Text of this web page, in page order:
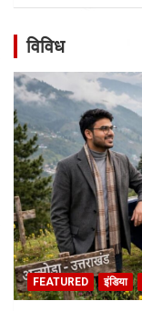
विविध
FEATURED इंडिया